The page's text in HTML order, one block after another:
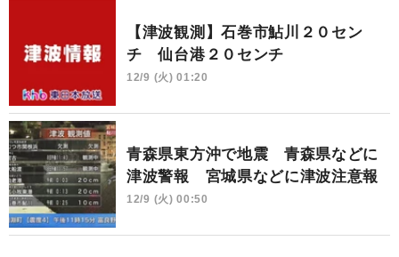
【津波観測】石巻市鮎川２０セン
チ 仙台港２０センチ
12/9 (火) 01:20
青森県東方沖で地震 青森県などに
津波警報 宮城県などに津波注意報
12/9 (火) 00:50